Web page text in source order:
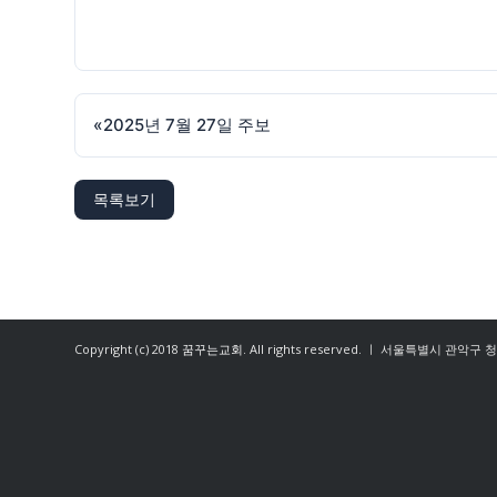
«2025년 7월 27일 주보
목록보기
Copyright (c) 2018 꿈꾸는교회. All rights reserved. ㅣ 서울특별시 관악구